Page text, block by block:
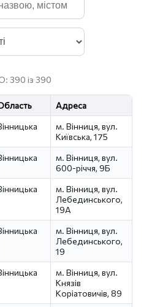
390 із 390
Адреса
м. Вінниця, вул.
Київська, 175
м. Вінниця, вул.
600-річчя, 9Б
м. Вінниця, вул.
Лебединського,
19А
м. Вінниця, вул.
Лебединського,
19
м. Вінниця, вул.
Князів
Коріатовичів, 89